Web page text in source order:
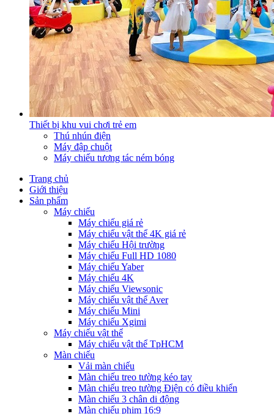
Thiết bị khu vui chơi trẻ em
Thú nhún điện
Máy đập chuột
Máy chiếu tương tác ném bóng
Trang chủ
Giới thiệu
Sản phẩm
Máy chiếu
Máy chiếu giá rẻ
Máy chiếu vật thể 4K giá rẻ
Máy chiếu Hội trường
Máy chiếu Full HD 1080
Máy chiếu Yaber
Máy chiếu 4K
Máy chiếu Viewsonic
Máy chiếu vật thể Aver
Máy chiếu Mini
Máy chiếu Xgimi
Máy chiếu vật thể
Máy chiếu vật thể TpHCM
Màn chiếu
Vải màn chiếu
Màn chiếu treo tường kéo tay
Màn chiếu treo tường Điện có điều khiển
Màn chiếu 3 chân di động
Màn chiếu phim 16:9